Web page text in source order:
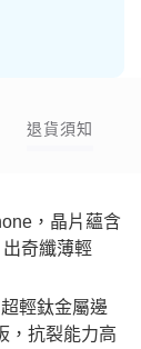
退貨須知
，晶片蘊含
奇纖薄輕
輕鈦金屬邊
，抗裂能力高